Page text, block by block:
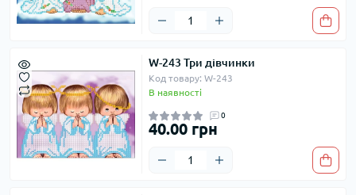
W-243 Три дівчинки
Код товару: W-243
В наявності
0
40.00 грн